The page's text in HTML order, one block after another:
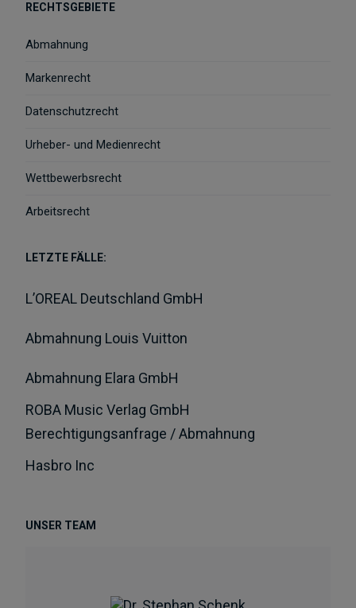
RECHTSGEBIETE
Abmahnung
Markenrecht
Datenschutzrecht
Urheber- und Medienrecht
Wettbewerbsrecht
Arbeitsrecht
LETZTE FÄLLE:
L’OREAL Deutschland GmbH
Abmahnung Louis Vuitton
Abmahnung Elara GmbH
ROBA Music Verlag GmbH
Berechtigungsanfrage / Abmahnung
Hasbro Inc
UNSER TEAM